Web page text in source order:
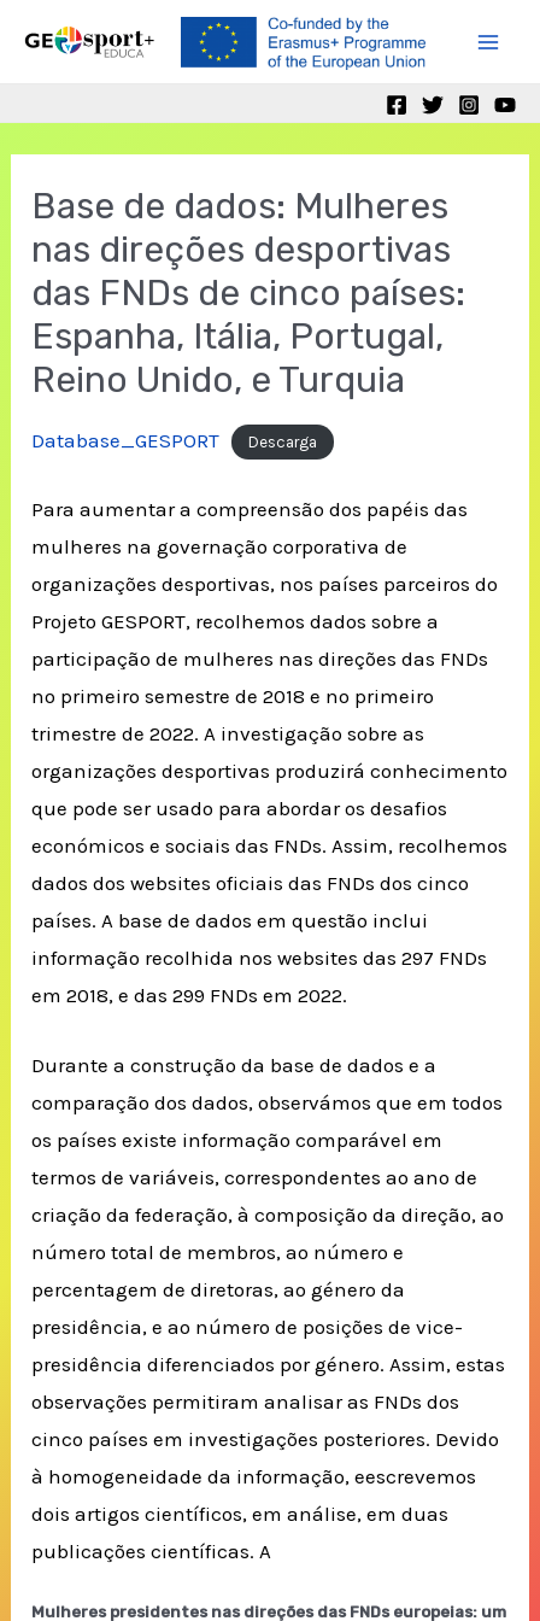
Base de dados: Mulheres
nas direções desportivas
das FNDs de cinco países:
Espanha, Itália, Portugal,
Reino Unido, e Turquia
Database_GESPORT Descarga
Para aumentar a compreensão dos papéis das
mulheres na governação corporativa de
organizações desportivas, nos países parceiros do
Projeto GESPORT, recolhemos dados sobre a
participação de mulheres nas direções das FNDs
no primeiro semestre de 2018 e no primeiro
trimestre de 2022. A investigação sobre as
organizações desportivas produzirá conhecimento
que pode ser usado para abordar os desafios
económicos e sociais das FNDs. Assim, recolhemos
dados dos websites oficiais das FNDs dos cinco
países. A base de dados em questão inclui
informação recolhida nos websites das 297 FNDs
em 2018, e das 299 FNDs em 2022.
Durante a construção da base de dados e a
comparação dos dados, observámos que em todos
os países existe informação comparável em
termos de variáveis, correspondentes ao ano de
criação da federação, à composição da direção, ao
número total de membros, ao número e
percentagem de diretoras, ao género da
presidência, e ao número de posições de vice-
presidência diferenciados por género. Assim, estas
observações permitiram analisar as FNDs dos
cinco países em investigações posteriores. Devido
à homogeneidade da informação, eescrevemos
dois artigos científicos, em análise, em duas
publicações científicas. A
Mulheres presidentes nas direções das FNDs europeias: um